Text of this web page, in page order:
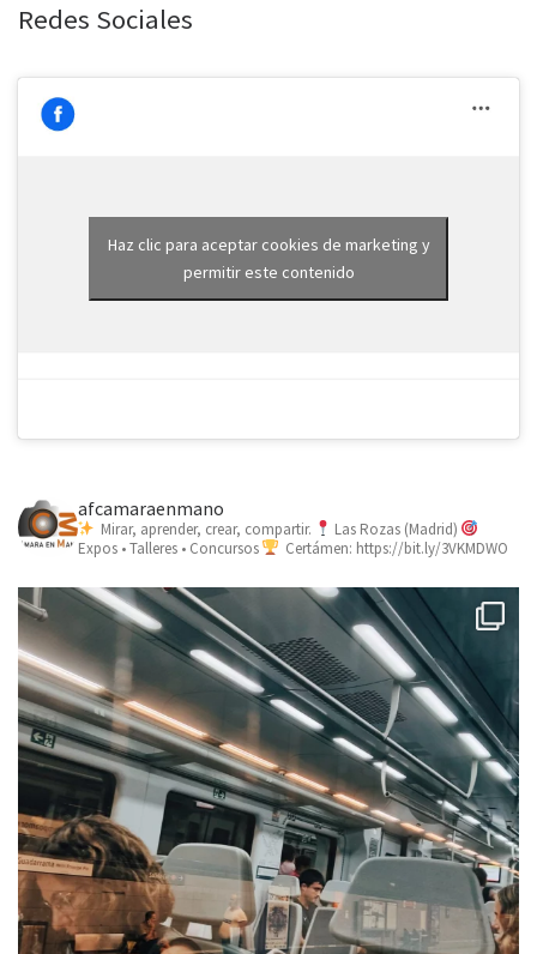
Redes Sociales
Haz clic para aceptar cookies de marketing y
permitir este contenido
afcamaraenmano
Mirar, aprender, crear, compartir.
Las Rozas (Madrid)
Expos • Talleres • Concursos
Certámen: https://bit.ly/3VKMDWO